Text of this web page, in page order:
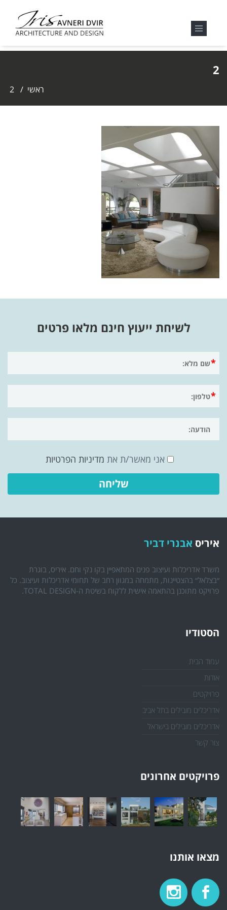
2
ראשי /
2
לשיחת ייעוץ חינם מלאו פרטים
אני מאשר/ת את מדיניות הפרטיות
איריס אבנרי דביר
משרד אדריכלות ועיצוב פנים המתאפיין בקו נקי וחם. איריס, בוגרת
״בצלאל״ בהצטיינות, מתמחה במגוון רחב של תחומי אדריכלות ועיצוב. כל
פרויקט מתוכנן בהתאמה אישית ללקוח בשיטת ה-TOTAL DESIGN.
הסטודיו
עמוד הבית
אודות
פרויקטים
אדריכלים מובילים בתל אביב
אדריכלים מובילים בישראל
צור קשר
פרויקטים אחרונים
מצאו אותנו